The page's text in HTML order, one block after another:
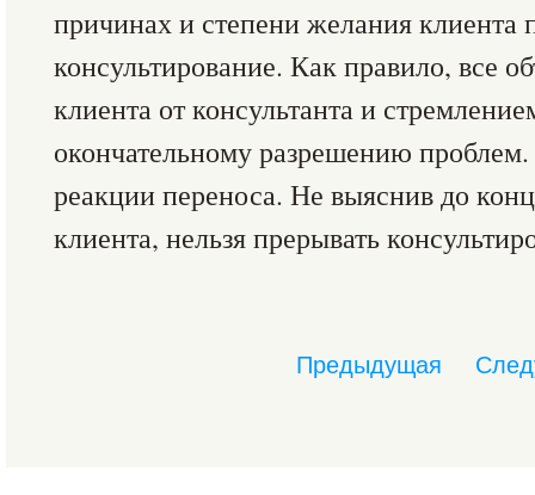
причинах и степени желания клиента
консультирование. Как правило, все
клиента от консультанта и
окончательному разрешению
реакции переноса. Не выяснив до
клиента, нельзя прерывать
Предыдущая